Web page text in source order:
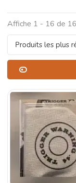
Affiche 1 - 16 de 16
Produits les plus